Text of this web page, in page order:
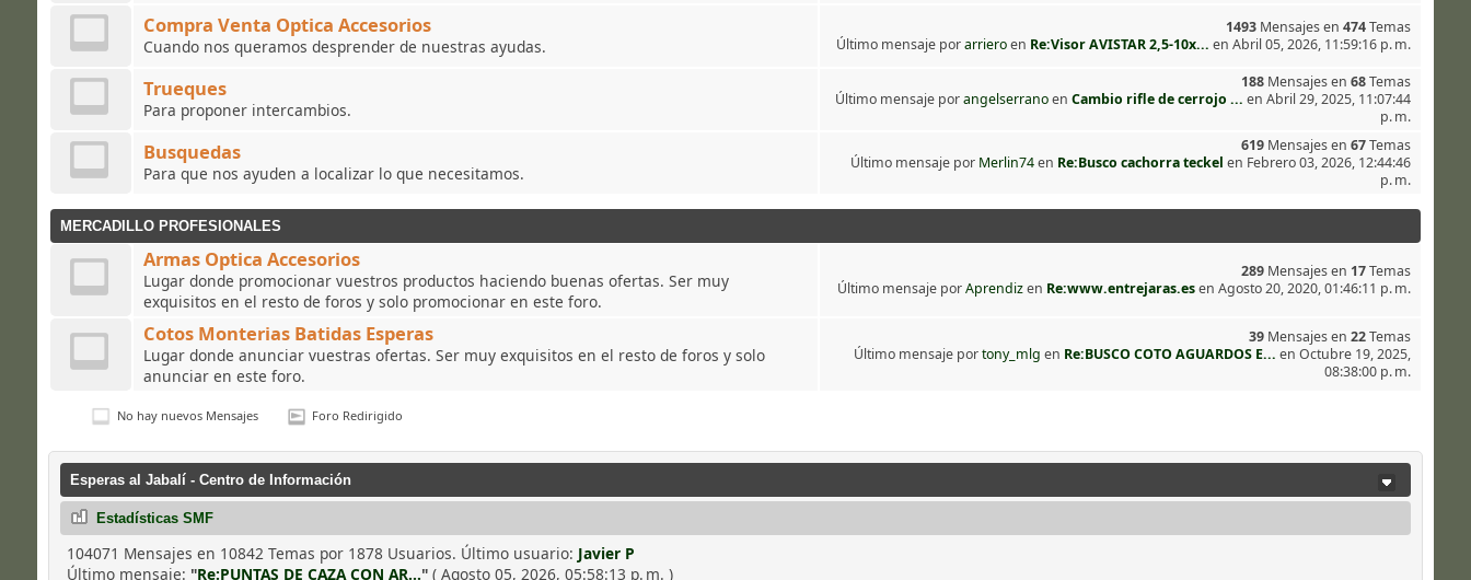
Compra Venta Optica Accesorios
Cuando nos queramos desprender de nuestras ayudas.
1493Mensajes en 474Temas
Último mensaje porarrieroen Re:Visor AVISTAR 2,5-10x... en Abril 05, 2026, 11:59:16 p. m.
Trueques
Para proponer intercambios.
188Mensajes en 68Temas
Último mensaje porangelserranoen Cambio rifle de cerrojo ... en Abril 29, 2025, 11:07:44
p. m.
Busquedas
Para que nos ayuden a localizar lo que necesitamos.
619Mensajes en 67Temas
Último mensaje por Merlin74en Re:Busco cachorra teckel en Febrero 03, 2026, 12:44:46
p. m.
MERCADILLO PROFESIONALES
Armas Optica Accesorios
Lugar donde promocionar vuestros productos haciendo buenas ofertas. Ser muy
exquisitos en el resto de foros y solo promocionar en este foro.
289Mensajes en 17Temas
Último mensaje porAprendizen Re:www.entrejaras.esen Agosto 20, 2020, 01:46:11 p. m.
Cotos Monterias Batidas Esperas
Lugar donde anunciar vuestras ofertas. Ser muy exquisitos en el resto de foros y solo
anunciar en este foro.
39Mensajes en 22Temas
Último mensaje portony_mlg en Re:BUSCO COTO AGUARDOS E... en Octubre 19, 2025,
08:38:00 p. m.
No hay nuevos Mensajes Foro Redirigido
Esperas al Jabalí - Centro de Información
Estadísticas SMF
104071 Mensajes en 10842 Temas por 1878 Usuarios. Último usuario: Javier P
Último mensaje: "Re:PUNTAS DE CAZA CON AR..." ( Agosto 05, 2026, 05:58:13 p. m. )